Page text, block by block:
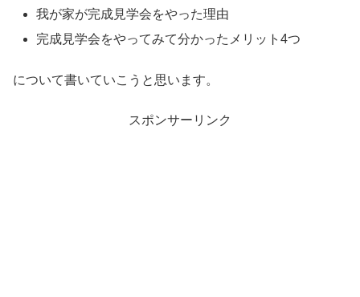
我が家が完成見学会をやった理由
完成見学会をやってみて分かったメリット4つ
について書いていこうと思います。
スポンサーリンク